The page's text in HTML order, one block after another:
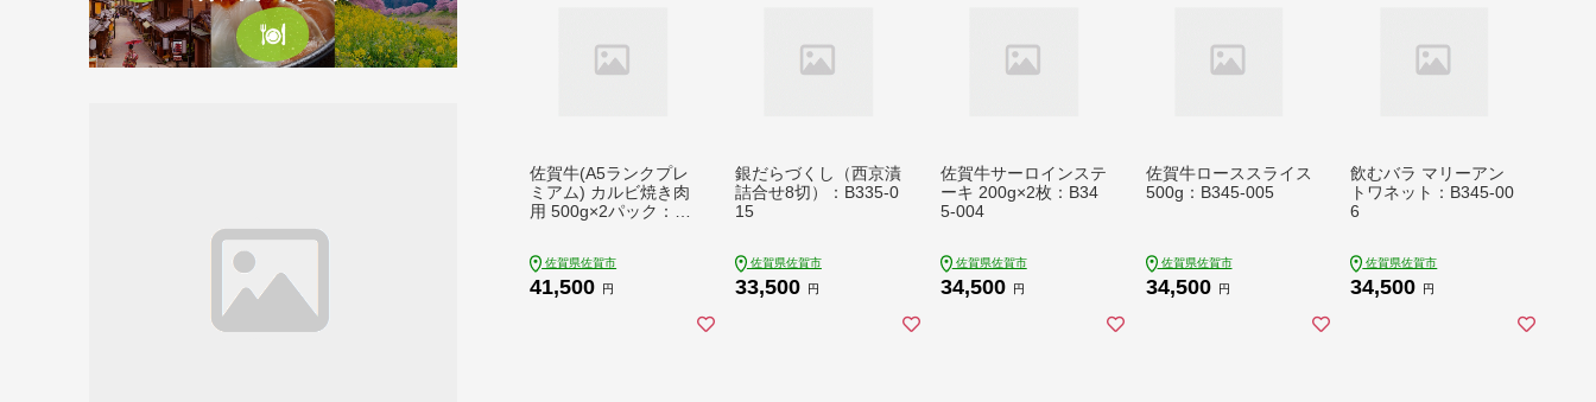
佐賀牛(A5ランクプレ
ミアム) カルビ焼き肉
用 500g×2パック：B4
佐賀県佐賀市
41,500 円
銀だらづくし（西京漬
詰合せ8切）：B335-0
15
佐賀県佐賀市
33,500 円
佐賀牛サーロインステ
ーキ 200g×2枚：B34
5-004
佐賀県佐賀市
34,500 円
佐賀牛ローススライス
500g：B345-005
佐賀県佐賀市
34,500 円
飲むバラ マリーアン
トワネット：B345-00
6
佐賀県佐賀市
34,500 円